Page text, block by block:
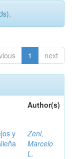
1 next
Author(s)
y
Zeni,
Marcelo
L.